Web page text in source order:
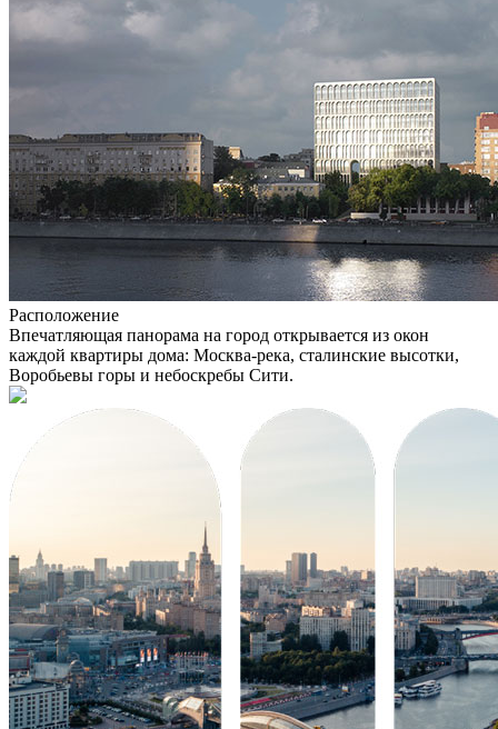
Расположение
Впечатляющая панорама на город открывается из окон
каждой квартиры дома: Москва-река, сталинские высотки,
Воробьевы горы и небоскребы Сити.